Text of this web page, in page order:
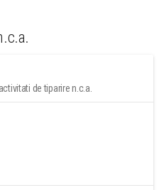
de tiparire n.c.a.